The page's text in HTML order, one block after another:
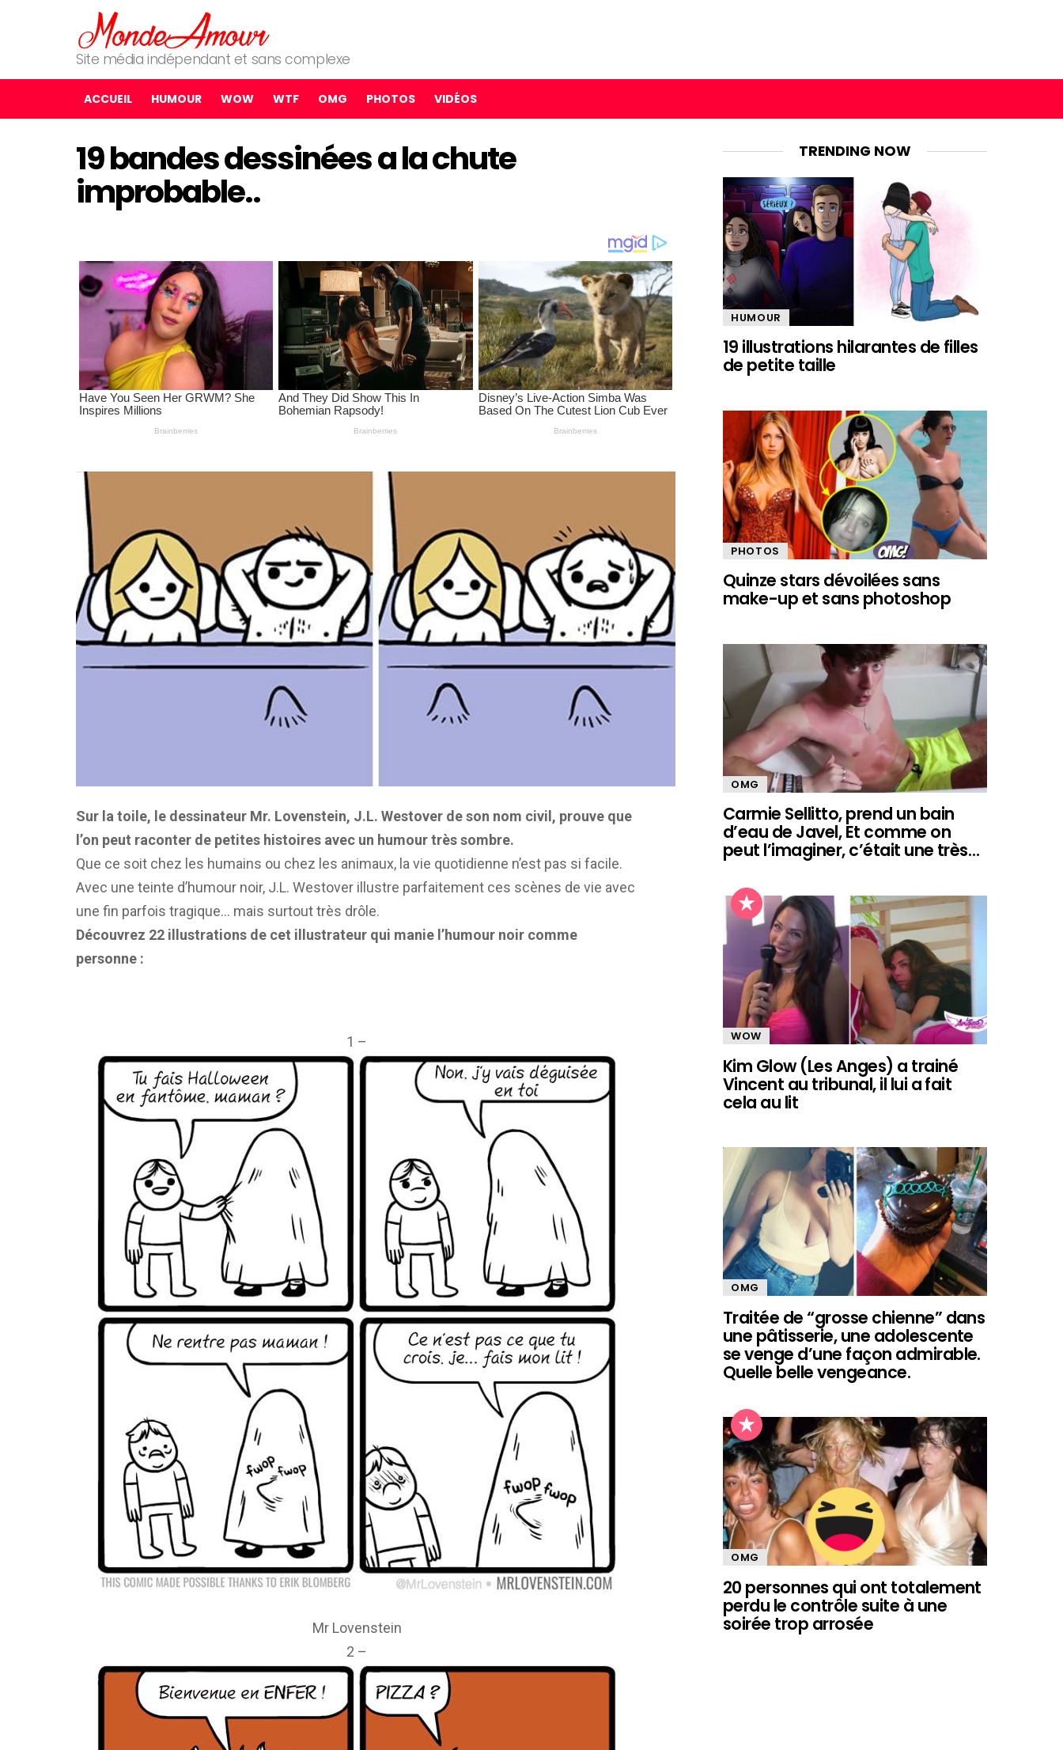
Site média indépendant et sans complexe
ACCUEIL HUMOUR WOW WTF OMG PHOTOS VIDÉOS
19 bandes dessinées a la chute
improbable..
Sur la toile, le dessinateur Mr. Lovenstein, J.L. Westover de son nom civil, prouve que
l’on peut raconter de petites histoires avec un humour très sombre.
Que ce soit chez les humains ou chez les animaux, la vie quotidienne n’est pas si facile.
Avec une teinte d’humour noir, J.L. Westover illustre parfaitement ces scènes de vie avec
une fin parfois tragique… mais surtout très drôle.
Découvrez 22 illustrations de cet illustrateur qui manie l’humour noir comme
personne :
1 –
Mr Lovenstein
2 –
TRENDING NOW
HUMOUR
19 illustrations hilarantes de filles
de petite taille
PHOTOS
Quinze stars dévoilées sans
make-up et sans photoshop
OMG
Carmie Sellitto, prend un bain
d’eau de Javel, Et comme on
peut l’imaginer, c’était une très…
WOW
Kim Glow (Les Anges) a trainé
Vincent au tribunal, il lui a fait
cela au lit
OMG
Traitée de “grosse chienne” dans
une pâtisserie, une adolescente
se venge d’une façon admirable.
Quelle belle vengeance.
OMG
20 personnes qui ont totalement
perdu le contrôle suite à une
soirée trop arrosée